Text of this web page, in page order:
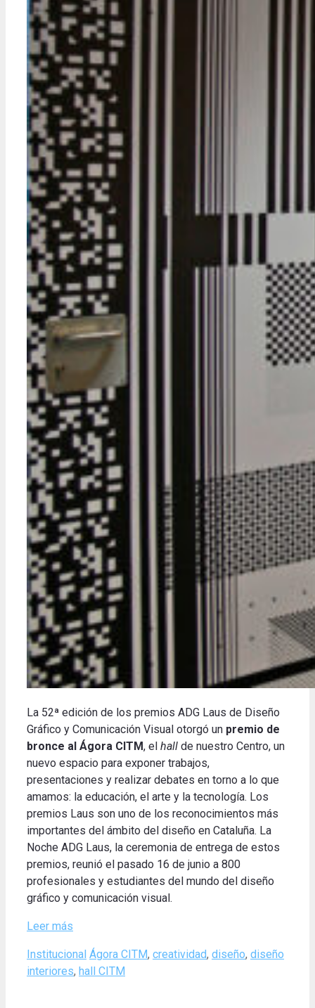
La 52ª edición de los premios ADG Laus de Diseño
Gráfico y Comunicación Visual otorgó un premio de
bronce al Ágora CITM, el hall de nuestro Centro, un
nuevo espacio para exponer trabajos,
presentaciones y realizar debates en torno a lo que
amamos: l a educación, el arte y la tecnología. Los
premios Laus son uno de los reconocimientos más
importantes del ámbito del diseño en Cataluña. La
Noche ADG Laus, la ceremonia de entrega de estos
premios, reunió el pasado 16 de junio a 800
profesionales y estudiantes del mundo del diseño
gráfico y comunicación visual .
Leer más
Categories
Institucional Tags
Ágora CITM, creatividad, diseño, diseño
interiores, hall CITM